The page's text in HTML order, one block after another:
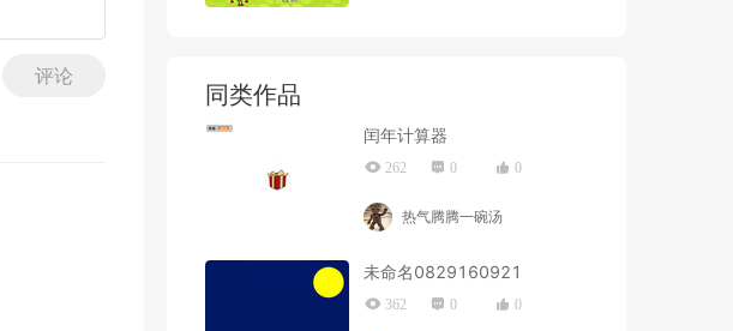
评论
同类作品
闰年计算器
262 0 0
热气腾腾一碗汤
未命名0829160921
362 0 0